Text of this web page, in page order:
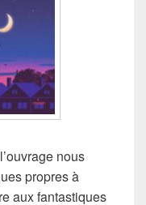
nous
propres à
aux fantastiques